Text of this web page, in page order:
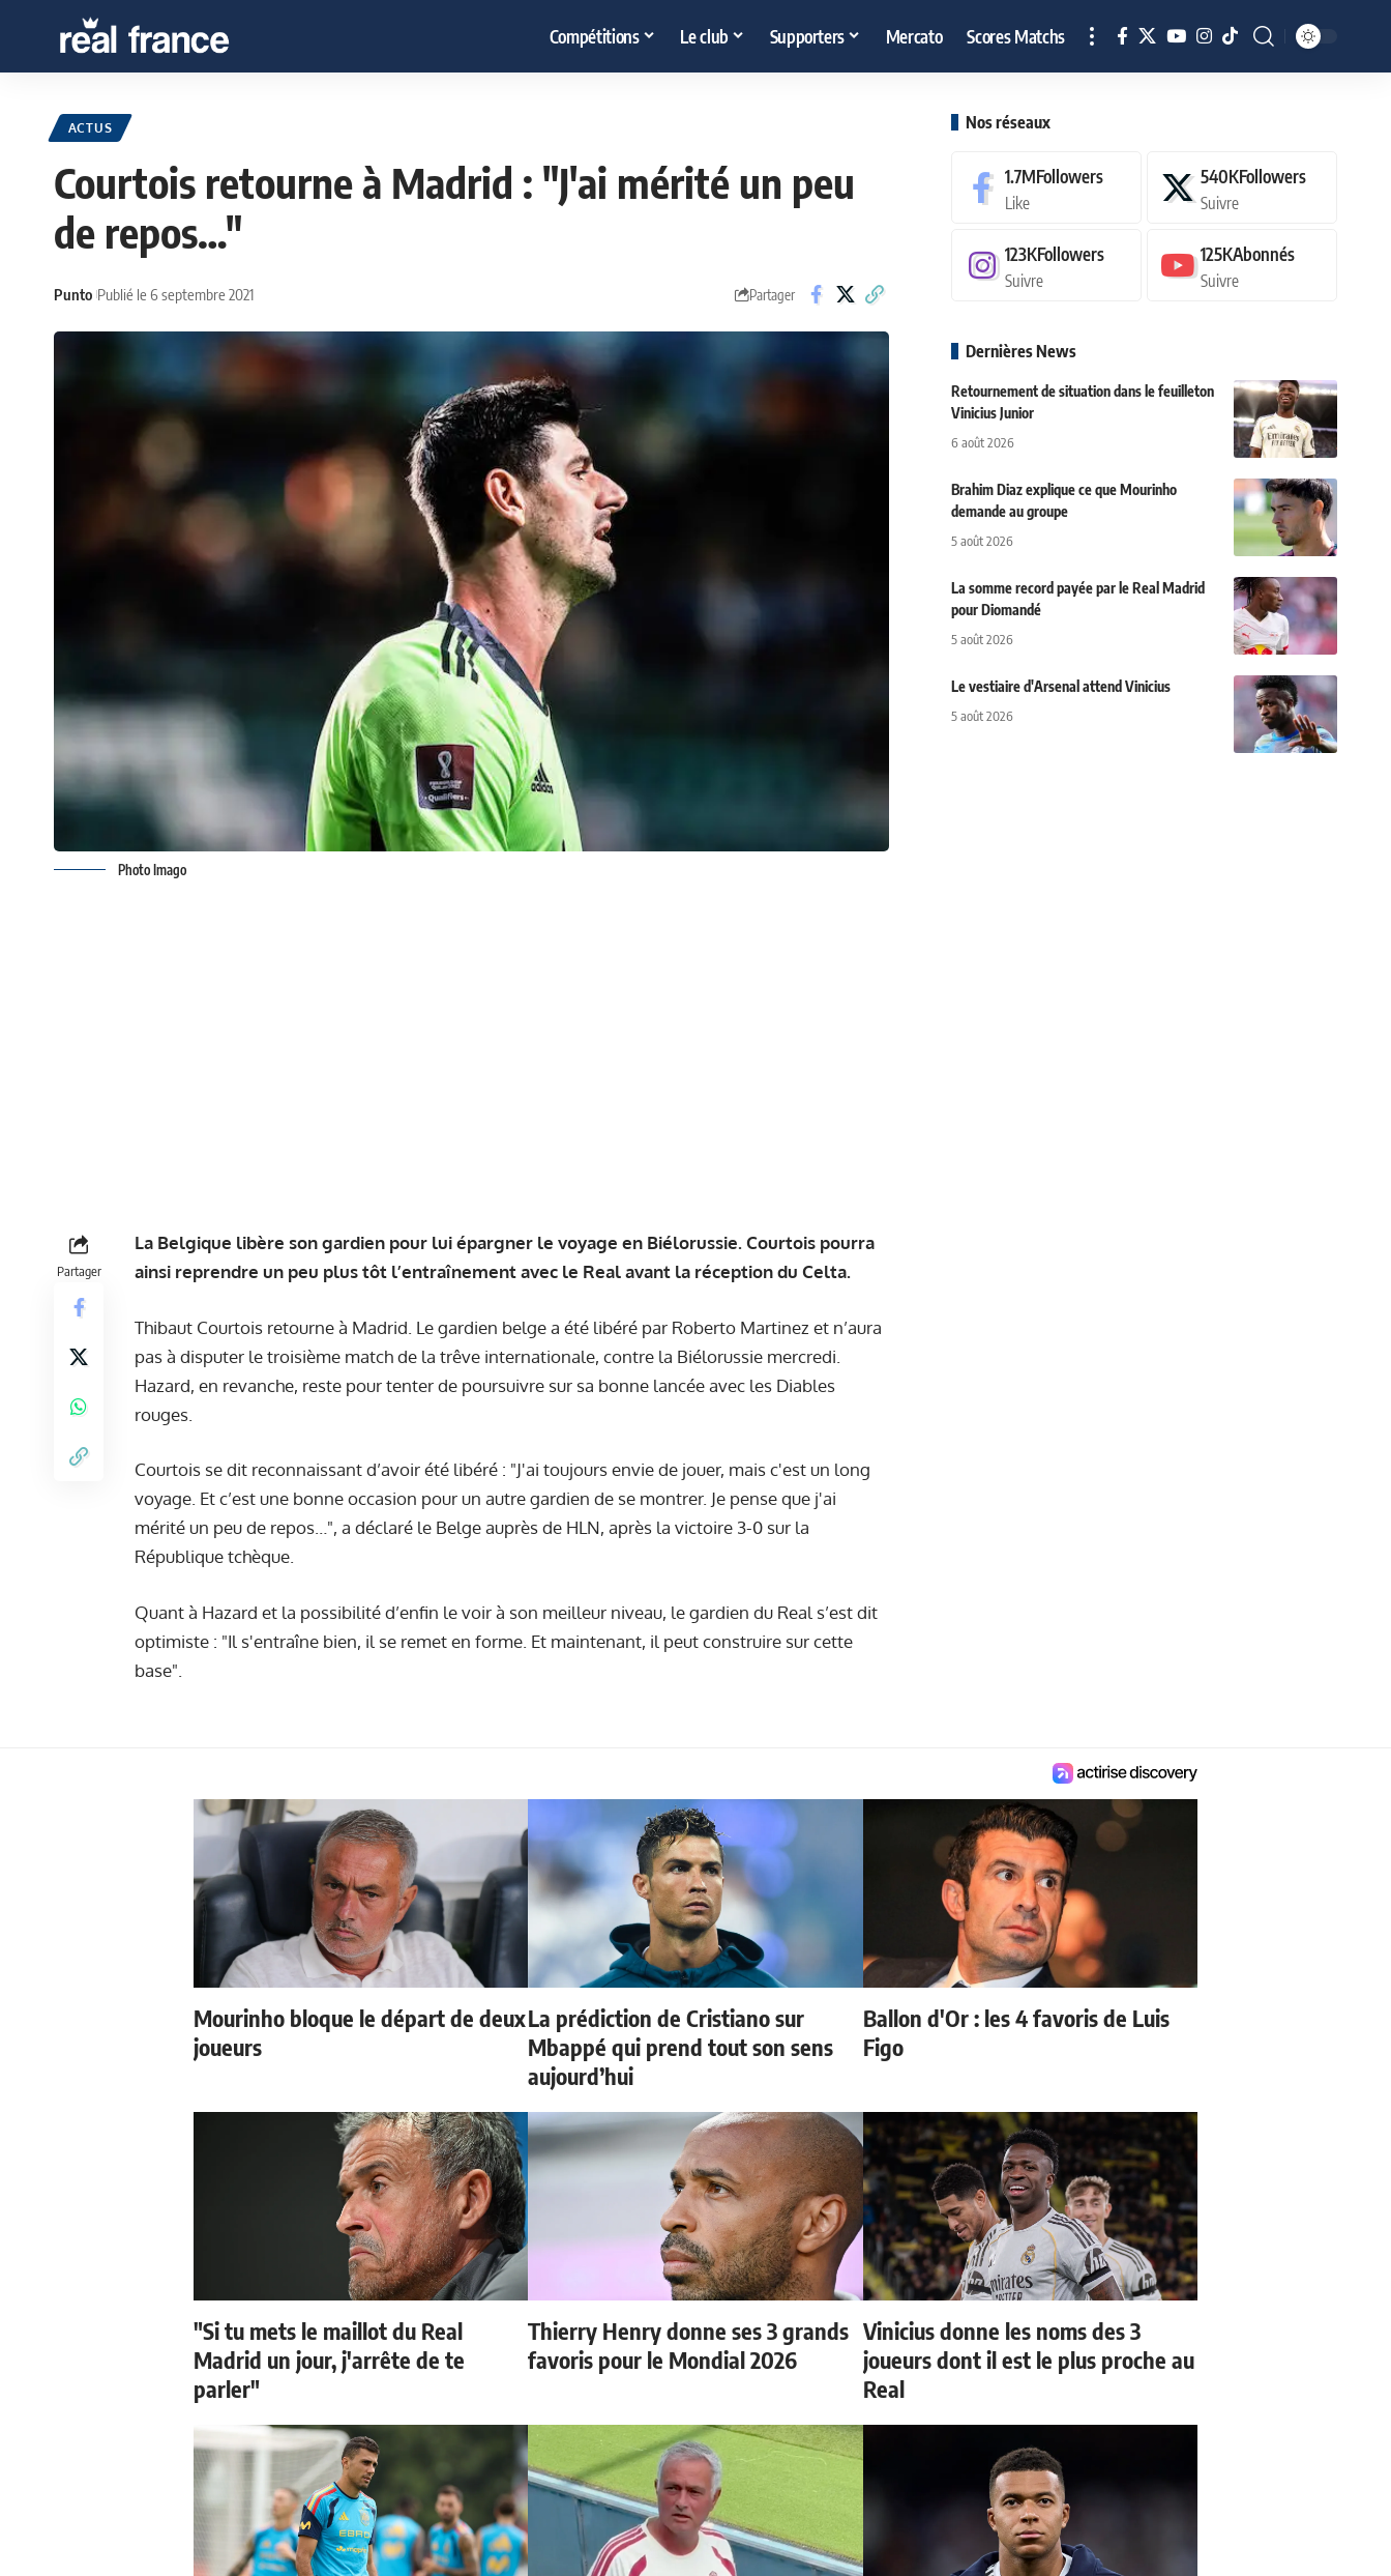
Compétitions Le club Supporters Mercato Scores Matchs
ACTUS
Courtois retourne à Madrid : "J'ai mérité un peu
de repos…"
Punto Publié le 6 septembre 2021 Partager
Photo Imago
Partager
La Belgique libère son gardien pour lui épargner le voyage en Biélorussie. Courtois pourra
ainsi reprendre un peu plus tôt l’entraînement avec le Real avant la réception du Celta.
Thibaut Courtois retourne à Madrid. Le gardien belge a été libéré par Roberto Martinez et n’aura
pas à disputer le troisième match de la trêve internationale, contre la Biélorussie mercredi.
Hazard, en revanche, reste pour tenter de poursuivre sur sa bonne lancée avec les Diables
rouges
Courtois se dit reconnaissant d’avoir été libéré : "J'ai toujours envie de jouer, mais c'est un long
voyage. Et c’est une bonne occasion pour un autre gardien de se montrer. Je pense que j'ai
mérité un peu de repos…", a déclaré le Belge auprès de HLN, après la victoire 3-0 sur la
République tchèque.
Quant à Hazard et la possibilité d’enfin le voir à son meilleur niveau, le gardien du Real s’est dit
optimiste : "Il s'entraîne bien, il se remet en forme. Et maintenant, il peut construire sur cette
base".
Nos réseaux
1.7MFollowers
Like
540KFollowers
Suivre
123KFollowers
Suivre
125KAbonnés
Suivre
Dernières News
Retournement de situation dans le feuilleton
Vinicius Junior
6 août 2026
Brahim Diaz explique ce que Mourinho
demande au groupe
5 août 2026
La somme record payée par le Real Madrid
pour Diomandé
5 août 2026
Le vestiaire d'Arsenal attend Vinicius
5 août 2026
Mourinho bloque le départ de deux
joueurs
La prédiction de Cristiano sur
Mbappé qui prend tout son sens
aujourd’hui
Ballon d'Or : les 4 favoris de Luis
Figo
"Si tu mets le maillot du Real
Madrid un jour, j'arrête de te
parler"
Thierry Henry donne ses 3 grands
favoris pour le Mondial 2026
Vinicius donne les noms des 3
joueurs dont il est le plus proche au
Real